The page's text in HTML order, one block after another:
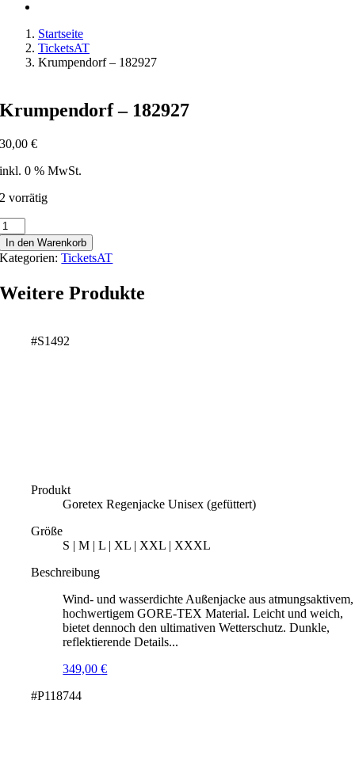
Startseite
TicketsAT
Krumpendorf – 182927
Krumpendorf – 182927
30,00€
inkl. 0 % MwSt.
2 vorrätig
In den Warenkorb
Kategorien:TicketsAT
Weitere Produkte
#S1492
Produkt
Goretex Regenjacke Unisex (gefüttert)
Größe
S | M | L | XL | XXL | XXXL
Beschreibung
Wind- und wasserdichte Außenjacke aus atmungsaktivem,
hochwertigem GORE-TEX Material. Leicht und weich,
bietet dennoch den ultimativen Wetterschutz. Dunkle,
reflektierende Details...
349,00€
#P118744